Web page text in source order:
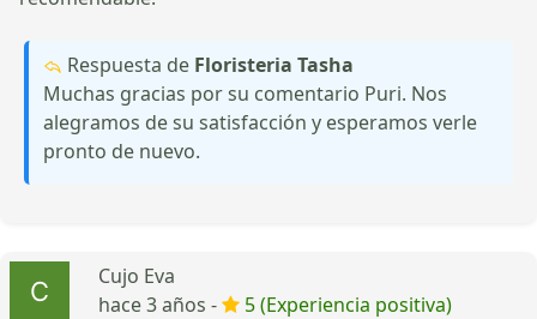
Respuesta de Floristeria Tasha
Muchas gracias por su comentario Puri. Nos
alegramos de su satisfacción y esperamos verle
pronto de nuevo.
Cujo Eva
hace 3 años -
5 (Experiencia positiva)